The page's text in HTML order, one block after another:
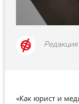
«Как юрист и